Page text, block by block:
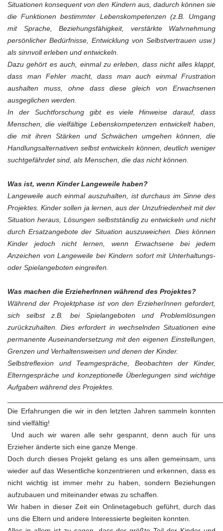
Situationen konsequent von den Kindern aus, dadurch können sie
die Funktionen bestimmter Lebenskompetenzen (z.B. Umgang
mit Sprache, Beziehungsfähigkeit, verstärkte Wahrnehmung
persönlicher Bedürfnisse, Entwicklung von Selbstvertrauen usw.)
als sinnvoll erleben und entwickeln.
Dazu gehört es auch, einmal zu erleben, dass nicht alles klappt,
dass man Fehler macht, dass man auch einmal Frustration
aushalten muss, ohne dass diese gleich von Erwachsenen
ausgeglichen werden.
In der Suchtforschung gibt es viele Hinweise darauf, dass
Menschen, die vielfältige Lebenskompetenzen entwickelt haben,
die mit ihren Stärken und Schwächen umgehen können, die
Handlungsalternativen selbst entwickeln können, deutlich weniger
suchtgefährdet sind, als Menschen, die das nicht können.
Was ist, wenn Kinder Langeweile haben?
Langeweile auch einmal auszuhalten, ist durchaus im Sinne des
Projektes. Kinder sollen ja lernen, aus der Unzufriedenheit mit der
Situation heraus, Lösungen selbstständig zu entwickeln und nicht
durch Ersatzangebote der Situation auszuweichen. Dies können
Kinder jedoch nicht lernen, wenn Erwachsene bei jedem
Anzeichen von Langeweile bei Kindern sofort mit Unterhaltungs-
oder Spielangeboten eingreifen.
Was machen die ErzieherInnen während des Projektes?
Während der Projektphase ist von den ErzieherInnen gefordert,
sich selbst z.B. bei Spielangeboten und Problemlösungen
zurückzuhalten. Dies erfordert in wechselnden Situationen eine
permanente Auseinandersetzung mit den eigenen Einstellungen,
Grenzen und Verhaltensweisen und denen der Kinder.
Selbstreflexion und Teamgespräche, Beobachten der Kinder,
Elterngespräche und konzeptionelle Überlegungen sind wichtige
Aufgaben während des Projektes.
Die Erfahrungen die wir in den letzten Jahren sammeln konnten
sind vielfältig!
Und auch wir waren alle sehr gespannt, denn auch für uns
Erzieher änderte sich eine ganze Menge.
Doch durch dieses Projekt gelang es uns allen gemeinsam, uns
wieder auf das Wesentliche konzentrieren und erkennen, dass es
nicht wichtig ist immer mehr zu haben, sondern Beziehungen
aufzubauen und miteinander etwas zu schaffen.
Wir haben in dieser Zeit ein Onlinetagebuch geführt, durch das
uns die Eltern und andere Interessierte begleiten konnten.